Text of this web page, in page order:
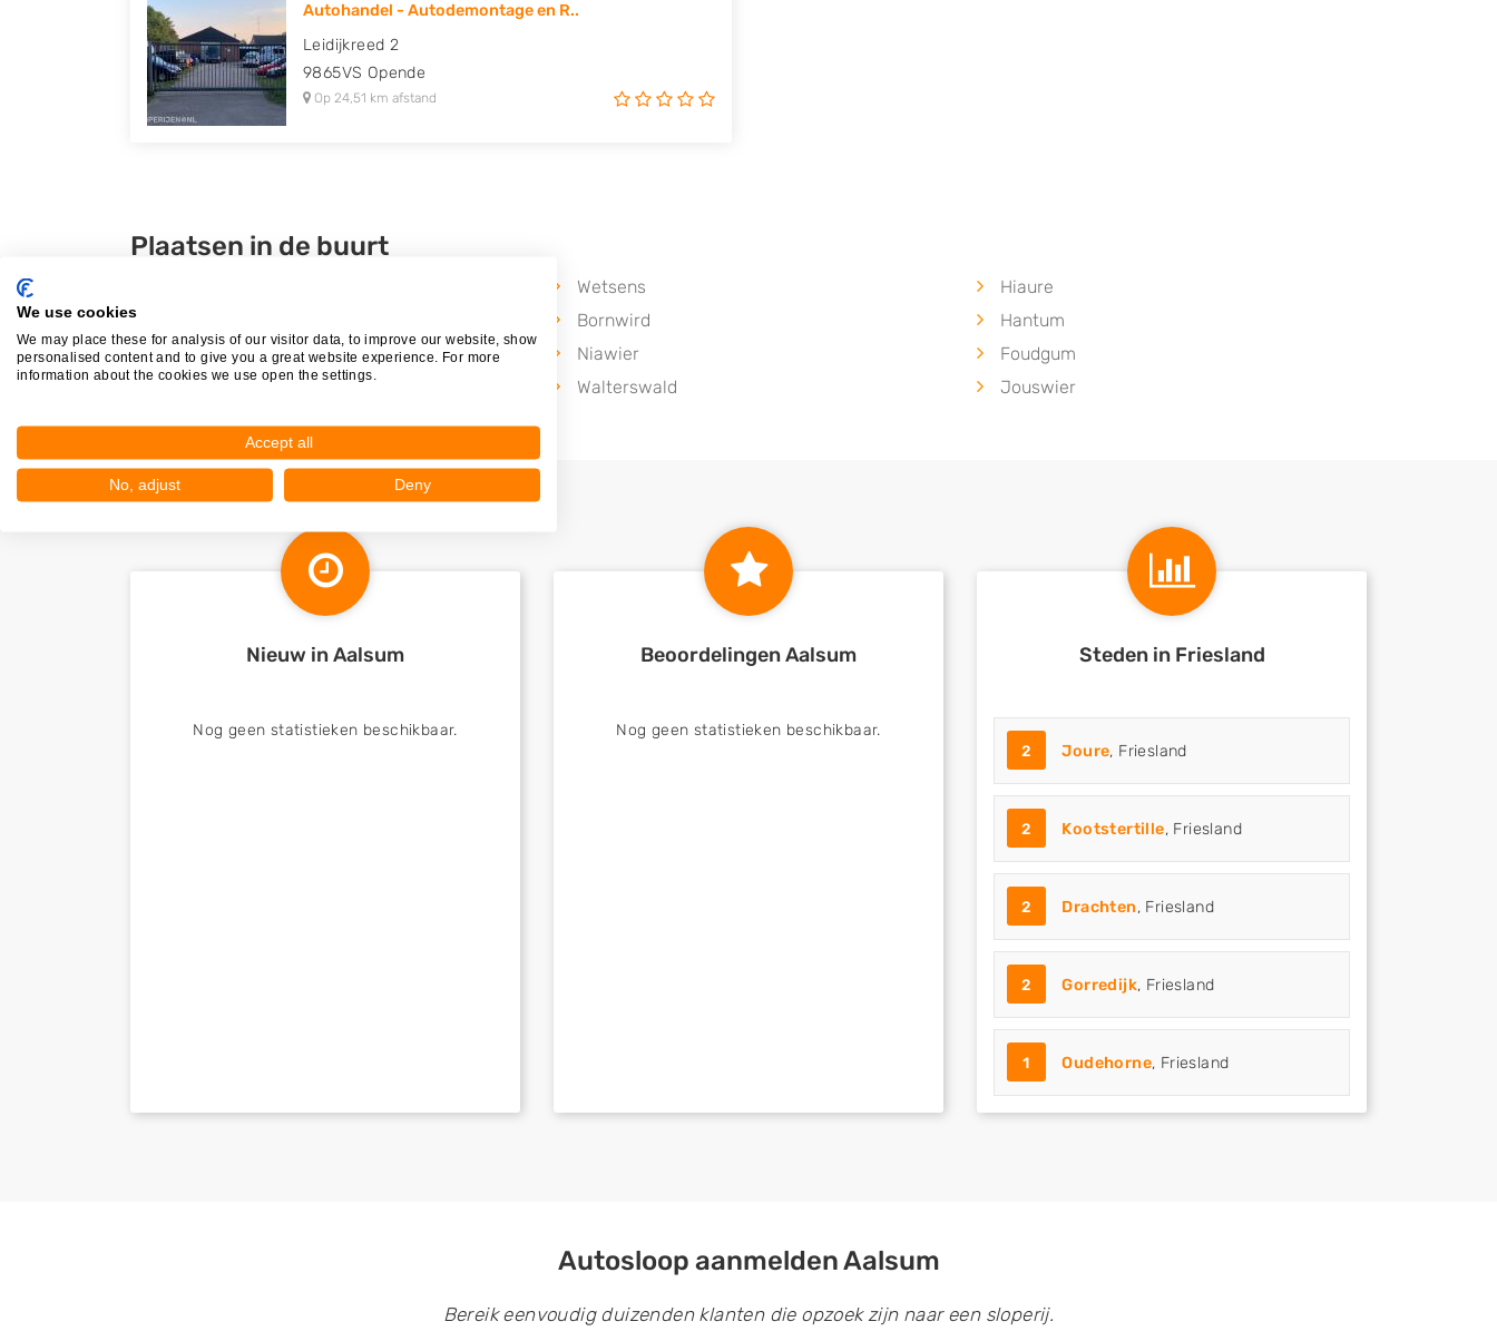
Autohandel - Autodemontage en R..
Leidijkreed 2
9865VS Opende
Op 24,51 km afstand
Plaatsen in de buurt
Wetsens
Hiaure
Bornwird
Hantum
Hantumhuizen
Niawier
Foudgum
Raard
Walterswald Jouswier
Nieuw in Aalsum
Nog geen statistieken beschikbaar.
Beoordelingen Aalsum
Nog geen statistieken beschikbaar.
Steden in Friesland
2 Joure, Friesland
2 Kootstertille, Friesland
2 Drachten, Friesland
2 Gorredijk, Friesland
1 Oudehorne, Friesland
Autosloop aanmelden Aalsum
Bereik eenvoudig duizenden klanten die opzoek zijn naar een sloperij.
We use cookies
We may place these for analysis of our visitor data, to improve our website, show
personalised content and to give you a great website experience. For more
information about the cookies we use open the settings.
Accept all
No, adjust Deny